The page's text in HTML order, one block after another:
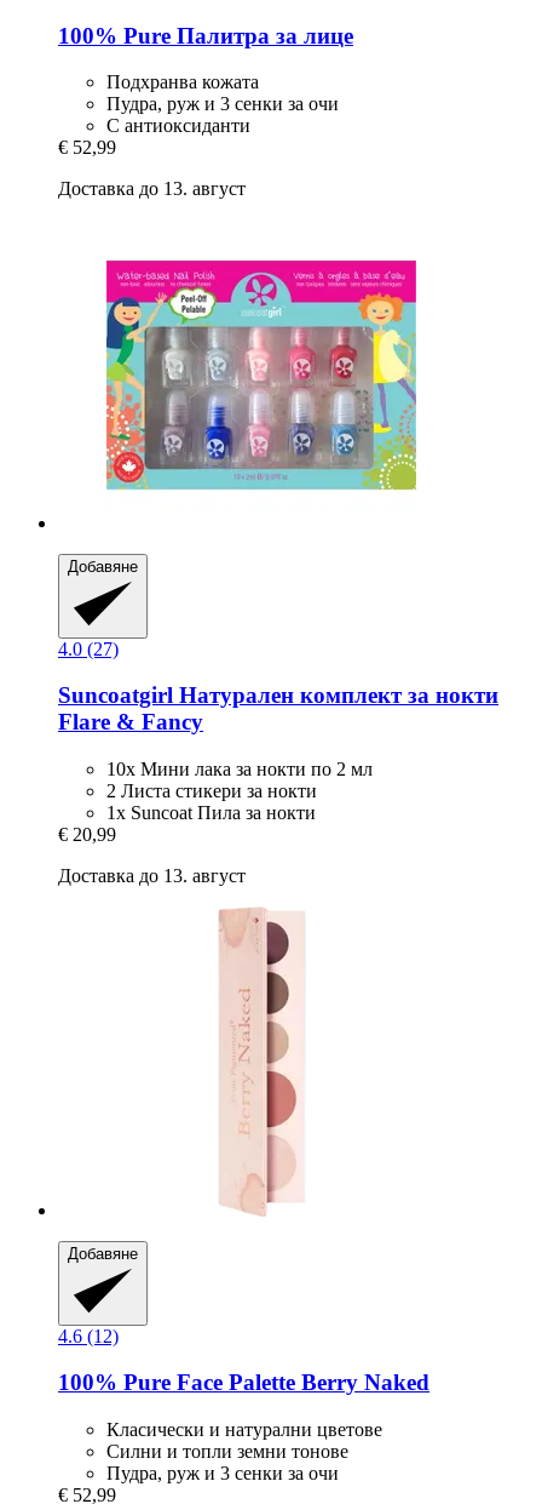
100% Pure Палитра за лице
Подхранва кожата
Пудра, руж и 3 сенки за очи
С антиоксиданти
€ 52,99
Доставка до 13. август
Добавяне
4.0 (27)
Suncoatgirl Натурален комплект за нокти
Flare & Fancy
10x Мини лака за нокти по 2 мл
2 Листа стикери за нокти
1x Suncoat Пила за нокти
€ 20,99
Доставка до 13. август
Добавяне
4.6 (12)
100% Pure Face Palette Berry Naked
Класически и натурални цветове
Силни и топли земни тонове
Пудра, руж и 3 сенки за очи
€ 52,99